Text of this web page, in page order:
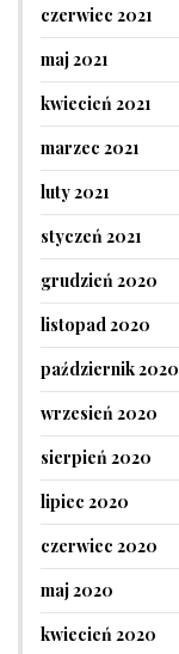
czerwiec 2021
maj 2021
kwiecień 2021
marzec 2021
luty 2021
styczeń 2021
grudzień 2020
listopad 2020
październik 2020
wrzesień 2020
sierpień 2020
lipiec 2020
czerwiec 2020
maj 2020
kwiecień 2020